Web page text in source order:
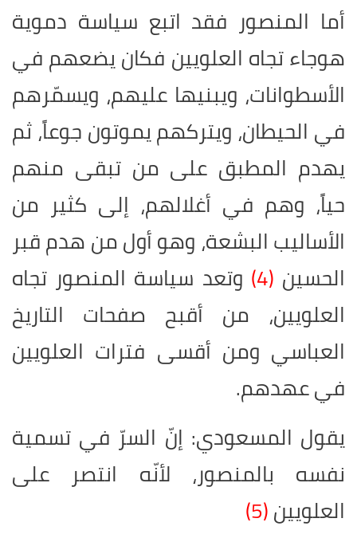
أما المنصور فقد اتبع سياسة دموية
هوجاء تجاه العلويين فكان يضعهم في
الأسطوانات، ويبنيها عليهم، ويسمّرهم
في الحيطان، ويتركهم يموتون جوعاً، ثم
يهدم المطبق على من تبقى منهم
حياً، وهم في أغلالهم، إلى كثير من
الأساليب البشعة، وهو أول من هدم قبر
الحسين (4)
وتعد سياسة المنصور تجاه
العلويين، من أقبح صفحات التاريخ
العباسي ومن أقسى فترات العلويين
في عهدهم.
يقول المسعودي: إنّ السرّ في تسمية
نفسه بالمنصور، لأنّه انتصر على
العلويين(5)